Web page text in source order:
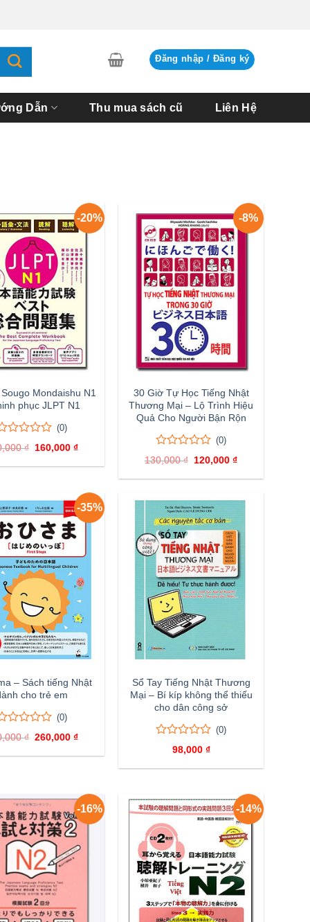
Đăng nhập / Đăng ký
Dẫn Thu mua sách cũ Liên Hệ
-20%
Mondaishu N1
phục JLPT N1
(0)
₫ Giá
là:
160,000₫
tại
-8%
30 Giờ Tự Học Tiếng Nhật
Thương Mại – Lộ Trình Hiệu
Quả Cho Người Bận Rộn
0
trên
5
0
giá
(0)
130,000₫ Giá
là:
120,000₫
tại
120,000 ₫.
-35%
– Sách tiếng Nhật
cho trẻ em
(0)
₫ Giá
là:
260,000₫
tại
Sổ Tay Tiếng Nhật Thương
Mại – Bí kíp không thể thiếu
cho dân công sở
5
(0)
98,000 ₫
-16% -14%